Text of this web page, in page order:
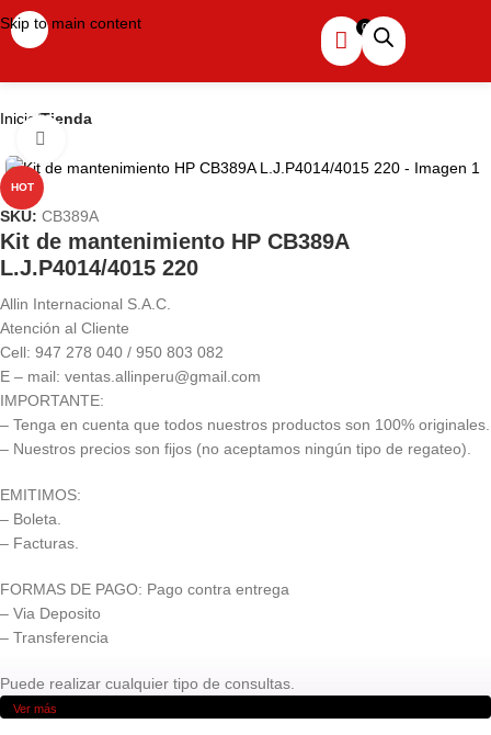
Skip to main content
Inicio Tienda
HOT
SKU: CB389A
Kit de mantenimiento HP CB389A
L.J.P4014/4015 220
Allin Internacional S.A.C.
Atención al Cliente
Cell: 947 278 040 / 950 803 082
E – mail: ventas.allinperu@gmail.com
IMPORTANTE:
– Tenga en cuenta que todos nuestros productos son 100% originales.
– Nuestros precios son fijos (no aceptamos ningún tipo de regateo).
EMITIMOS:
– Boleta.
– Facturas.
FORMAS DE PAGO: Pago contra entrega
– Via Deposito
– Transferencia
Puede realizar cualquier tipo de consultas.
Ver más